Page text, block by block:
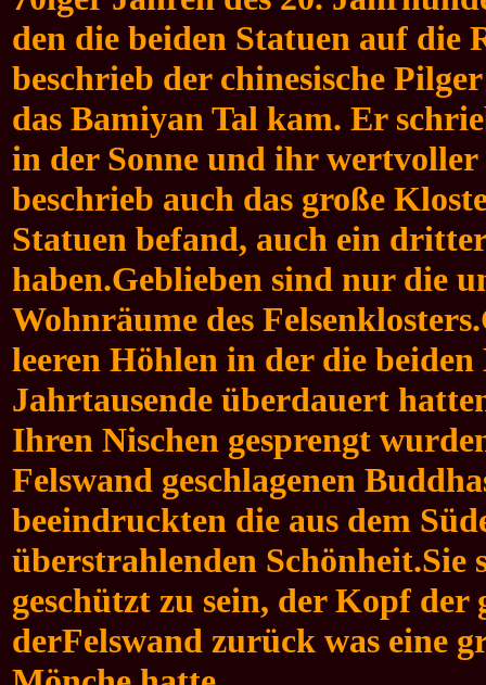
den die beiden Statuen auf die
beschrieb der chinesische
das Bamiyan Tal kam. Er
in der Sonne und ihr
beschrieb auch das große
Statuen befand, auch ein
haben.Geblieben sind nur die
Wohnräume des
leeren Höhlen in der die
Jahrtausende überdauert
Ihren Nischen gesprengt
Felswand geschlagenen
beeindruckten die aus dem
überstrahlenden Schönheit.Sie
geschützt zu sein, der Kopf
derFelswand zurück was eine